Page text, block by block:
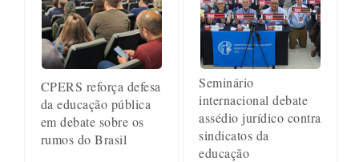
CPERS reforça defesa
da educação pública
em debate sobre os
rumos do Brasil
Seminário
internacional debate
assédio jurídico contra
sindicatos da
educação